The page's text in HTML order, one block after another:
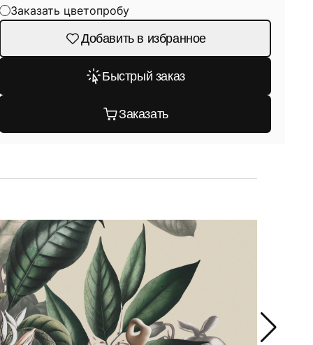
Заказать цветопробу
Добавить в избранное
Быстрый заказ
Заказать